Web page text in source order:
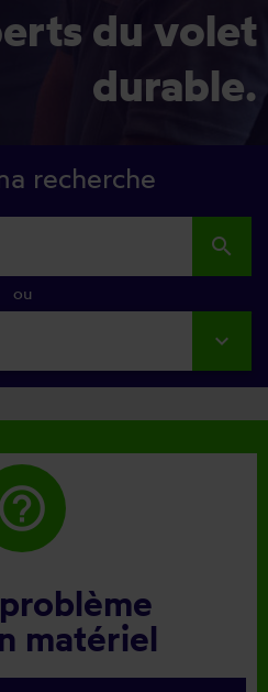
durable.
recherche
search
ou
help_outline
matériel